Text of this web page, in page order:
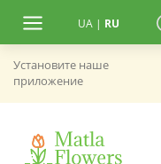
UA | RU
Установите наше
приложение